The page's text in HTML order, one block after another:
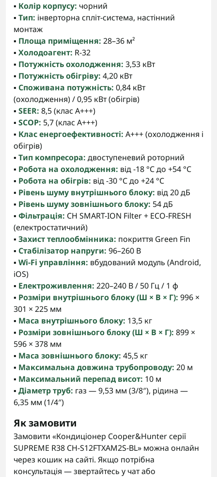
▪️ Колір корпусу: чорний
▪️ Тип: інверторна спліт-система, настінний
монтаж
▪️ Площа приміщення: 28–36 м²
▪️ Холодоагент: R-32
▪️ Потужність охолодження: 3,53 кВт
▪️ Потужність обігріву: 4,20 кВт
▪️ Споживана потужність: 0,84 кВт
(охолодження) / 0,95 кВт (обігрів)
▪️ SEER: 8,5 (клас A+++)
▪️ SCOP: 5,7 (клас A+++)
▪️ Клас енергоефективності: A+++ (охолодження і
обігрів)
▪️ Тип компресора: двоступеневий роторний
▪️ Робота на охолодження: від -18 °C до +54 °C
▪️ Робота на обігрів: від -30 °C до +24 °C
▪️ Рівень шуму внутрішнього блоку: від 20 дБ
▪️ Рівень шуму зовнішнього блоку: 54 дБ
▪️ Фільтрація: CH SMART-ION Filter + ECO-FRESH
(електростатичний)
▪️ Захист теплообмінника: покриття Green Fin
▪️ Стабілізатор напруги: 96–260 В
▪️ Wi-Fi управління: вбудований модуль (Android,
iOS)
▪️ Електроживлення: 220–240 В / 50 Гц / 1 ф
▪️ Розміри внутрішнього блоку (Ш × В × Г): 996 ×
301 × 225 мм
▪️ Маса внутрішнього блоку: 13,5 кг
▪️ Розміри зовнішнього блоку (Ш × В × Г): 899 ×
596 × 378 мм
▪️ Маса зовнішнього блоку: 45,5 кг
▪️ Максимальна довжина трубопроводу: 20 м
▪️ Максимальний перепад висот: 10 м
▪️ Діаметр труб: газ — 9,53 мм (3/8″), рідина —
6,35 мм (1/4″)
Як замовити
Замовити «Кондиціонер Cooper&Hunter серії
SUPREME R38 CH-S12FTXAM2S-BL» можна онлайн
через кошик на сайті. Якщо потрібна
консультація — звертайтесь у чат або